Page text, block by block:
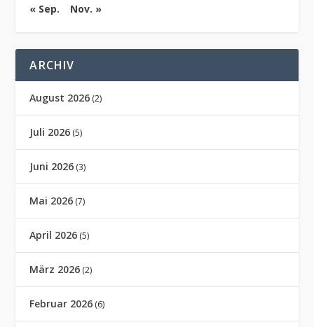
« Sep. Nov. »
ARCHIV
August 2026 (2)
Juli 2026 (5)
Juni 2026 (3)
Mai 2026 (7)
April 2026 (5)
März 2026 (2)
Februar 2026 (6)